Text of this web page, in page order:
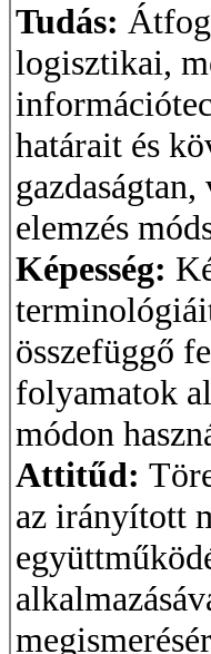
Tudás:
logisztikai,
határait és
elemzés
Képesség:
összefüggő
folyamatok
módon
Attitűd:
az irányított